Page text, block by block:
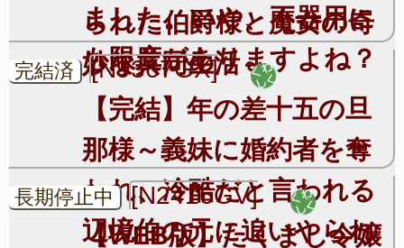
ました。いや、不器用に
も限度がありますよね？
られた伯爵様と魔女の奇
妙な共同生活～
完結済 [N9367GX]
【完結】年の差十五の旦
那様～義妹に婚約者を奪
われ、冷酷だと言われる
辺境伯の元に追いやられ
長期停止中 [N2416GV]
【WEB版】たくまし令嬢